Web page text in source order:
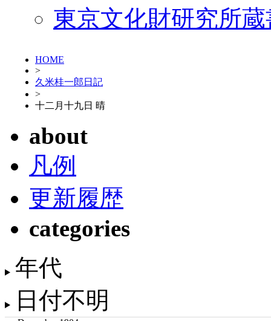
東京文化財研究所
HOME
>
久米桂一郎日記
>
十二月十九日 晴
about
凡例
更新履歴
categories
年代
日付不明